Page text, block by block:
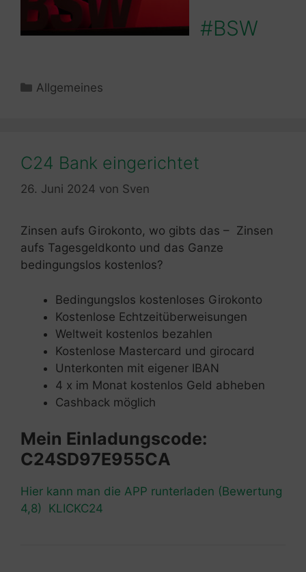
#BSW
Kategorien
Allgemeines
C24 Bank eingerichtet
26. Juni 2024 von Sven
Zinsen aufs Girokonto, wo gibts das – Zinsen
aufs Tagesgeldkonto und das Ganze
bedingungslos kostenlos?
Bedingungslos kostenloses Girokonto
Kostenlose Echtzeitüberweisungen
Weltweit kostenlos bezahlen
Kostenlose Mastercard und girocard
Unterkonten mit eigener IBAN
4 x im Monat kostenlos Geld abheben
Cashback möglich
Mein Einladungscode:
C24SD97E955CA
Hier kann man die APP runterladen (Bewertung
4,8) KLICKC24